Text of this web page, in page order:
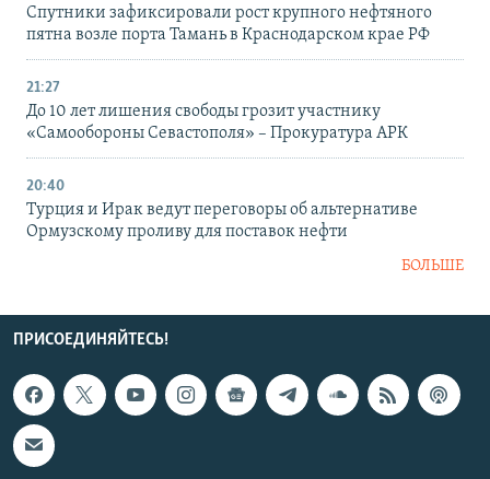
Спутники зафиксировали рост крупного нефтяного
пятна возле порта Тамань в Краснодарском крае РФ
21:27
До 10 лет лишения свободы грозит участнику
«Самообороны Севастополя» – Прокуратура АРК
20:40
Турция и Ирак ведут переговоры об альтернативе
Ормузскому проливу для поставок нефти
БОЛЬШЕ
ПРИСОЕДИНЯЙТЕСЬ!